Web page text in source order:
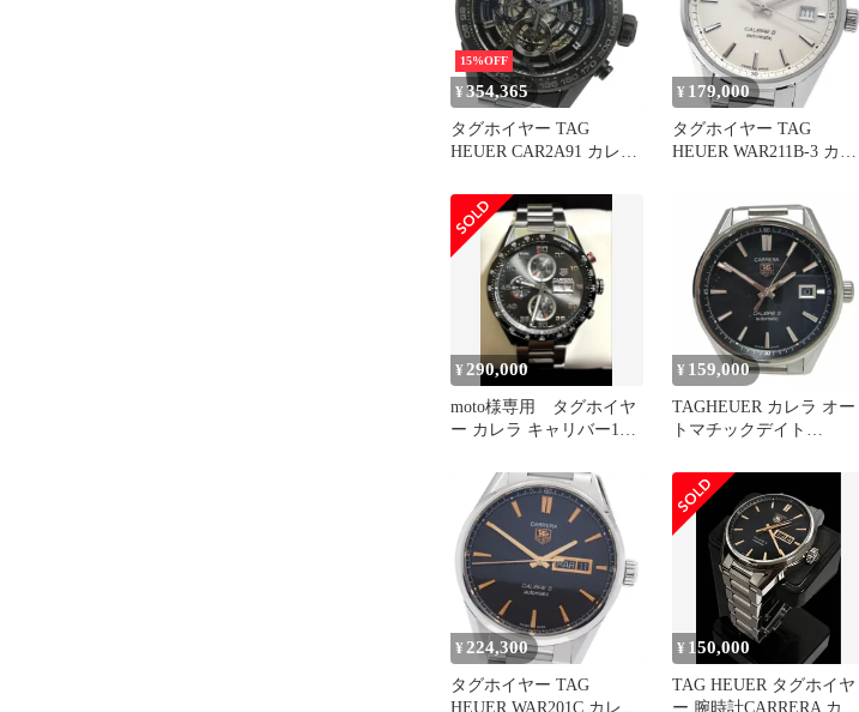
15%OFF
¥ 354,365
タグホイヤー TAG
HEUER CAR2A91 カレラ
クロノグラフ 自動巻き
メンズ_915100
¥ 179,000
タグホイヤー TAG
HEUER WAR211B-3 カレ
¥290,000
moto様専用 タグホイヤ
ー カレラ キャリバー16
¥ 159,000
TAGHEUER カレラ オー
トマチックデイト
¥ 224,300
タグホイヤー TAG
HEUER WAR201C カレラ
¥ 150,000
TAG HEUER タグホイヤ
ー 腕時計CARRERA カレ